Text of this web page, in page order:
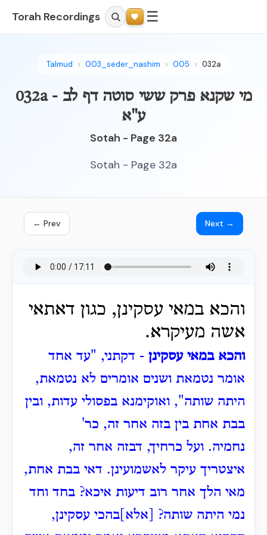
Torah Recordings ☰
Talmud 003_seder_nashim 005 032a
032a - מי שקנא פרק ששי סוטה דף לב
ע"א
Sotah - Page 32a
Sotah - Page 32a
← Prev Next →
והכא במאי עסקינן, כגון דאתאי
אשה מעיקרא.
והכא במאי עסקינן - דקתני, "עד אחד
אומר נטמאת ושנים אומרים לא נטמאת,
היתה שותה", ואוקימנא בפסולי עדות, ובין
בבת אחת בין בזה אחר זה, כר'
נחמיה. ועל כרחיך, דבזה אחר זה,
איצטריך עיקר לאשמועינן. דאי בבת אחת,
מאי הלך אחר רוב דיעות איכא? בחד וחד
נמי היתה שותה?
[אלא]בהכי עסקינן,